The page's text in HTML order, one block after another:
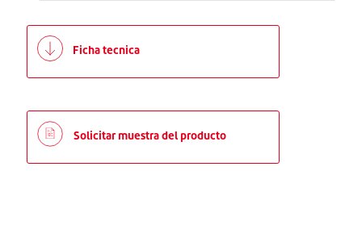
Ficha tecnica
Solicitar muestra del producto